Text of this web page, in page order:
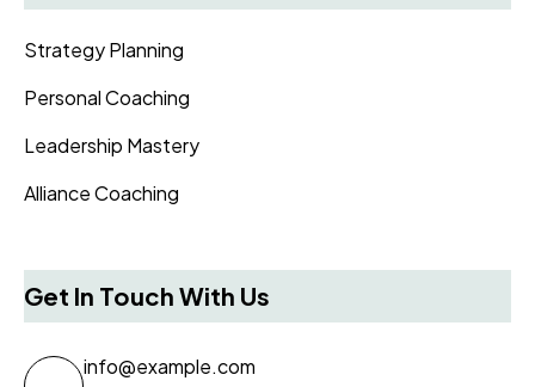
Strategy Planning
Personal Coaching
Leadership Mastery
Alliance Coaching
Get In Touch With Us
info@example.com